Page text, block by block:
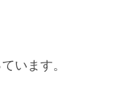
います。